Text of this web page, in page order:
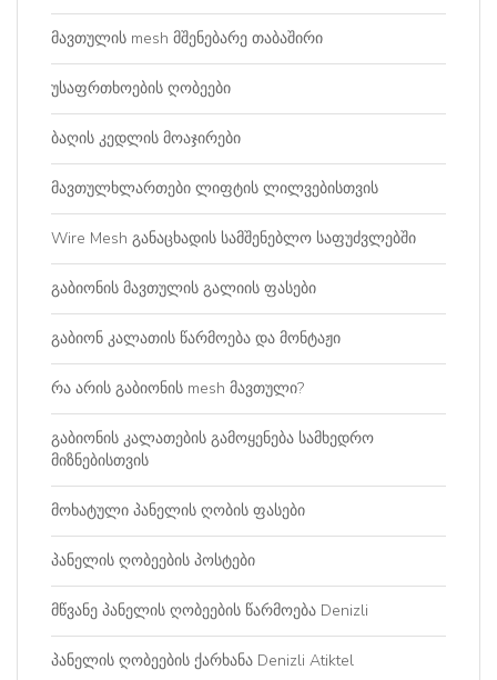
მავთულის mesh მშენებარე თაბაშირი
უსაფრთხოების ღობეები
ბაღის კედლის მოაჯირები
მავთულხლართები ლიფტის ლილვებისთვის
Wire Mesh განაცხადის სამშენებლო საფუძვლებში
გაბიონის მავთულის გალიის ფასები
გაბიონ კალათის წარმოება და მონტაჟი
რა არის გაბიონის mesh მავთული?
გაბიონის კალათების გამოყენება სამხედრო
მიზნებისთვის
მოხატული პანელის ღობის ფასები
პანელის ღობეების პოსტები
მწვანე პანელის ღობეების წარმოება Denizli
პანელის ღობეების ქარხანა Denizli Atiktel